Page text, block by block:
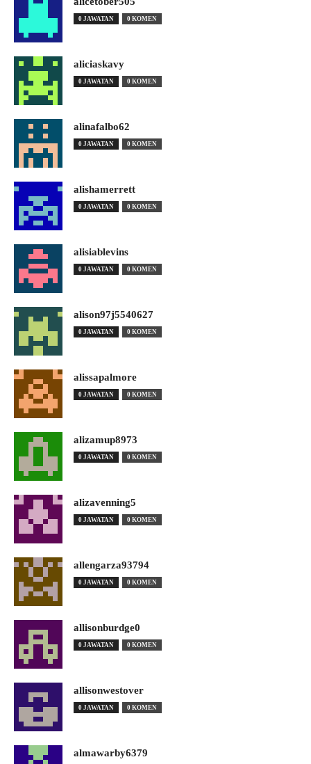
0 JAWATAN 0 KOMEN
aliciaskavy
0 JAWATAN 0 KOMEN
alinafalbo62
0 JAWATAN 0 KOMEN
alishamerrett
0 JAWATAN 0 KOMEN
alisiablevins
0 JAWATAN 0 KOMEN
alison97j5540627
0 JAWATAN 0 KOMEN
alissapalmore
0 JAWATAN 0 KOMEN
alizamup8973
0 JAWATAN 0 KOMEN
alizavenning5
0 JAWATAN 0 KOMEN
allengarza93794
0 JAWATAN 0 KOMEN
allisonburdge0
0 JAWATAN 0 KOMEN
allisonwestover
0 JAWATAN 0 KOMEN
almawarby6379